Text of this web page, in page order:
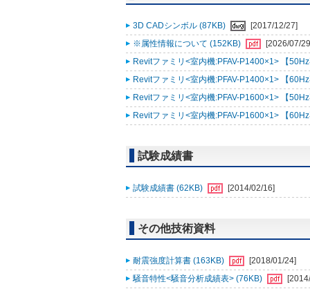
3D CADシンボル (87KB)
[2017/12/27]
※属性情報について (152KB)
[2026/07/
Revitファミリ<室内機:PFAV-P1400×1> 【
Revitファミリ<室内機:PFAV-P1400×1> 【
Revitファミリ<室内機:PFAV-P1600×1> 【
Revitファミリ<室内機:PFAV-P1600×1> 【
試験成績書
試験成績書 (62KB) [2014/02/16]
その他技術資料
耐震強度計算書 (163KB)
[2018/01/24]
騒音特性<騒音分析成績表> (76KB)